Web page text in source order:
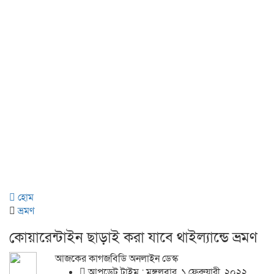
হোম
ভ্রমণ
কোয়ারেন্টাইন ছাড়াই করা যাবে থাইল্যান্ডে ভ্রমণ
আজকের কাগজবিডি অনলাইন ডেস্ক